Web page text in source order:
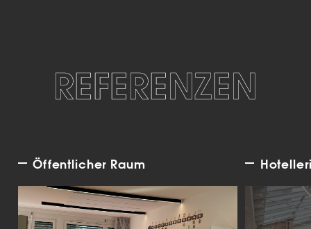
REFERENZEN
Öffentlicher Raum